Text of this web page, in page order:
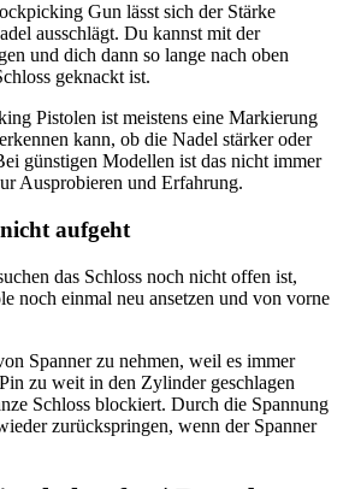
Gun lässt sich der Stärke
ausschlägt. Du kannst mit der
und dich dann so lange nach oben
geknackt ist.
Pistolen ist meistens eine Markierung
kann, ob die Nadel stärker oder
günstigen Modellen ist das nicht immer
Ausprobieren und Erfahrung.
aufgeht
das Schloss noch nicht offen ist,
noch einmal neu ansetzen und von vorne
Spanner zu nehmen, weil es immer
zu weit in den Zylinder geschlagen
Schloss blockiert. Durch die Spannung
zurückspringen, wenn der Spanner